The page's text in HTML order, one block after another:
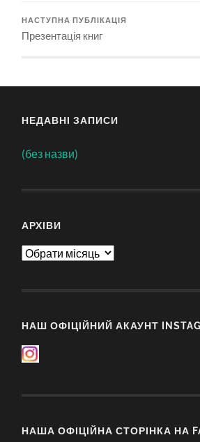
НАСТУПНА ПУБЛІКАЦІЯ
Презентація книг
НЕДАВНІ ЗАПИСИ
(без назви)
АРХІВИ
Архіви
НАШ ОФІЦІЙНИЙ АКАУНТ
НАША ОФІЦІЙНА СТОРІНКА НА